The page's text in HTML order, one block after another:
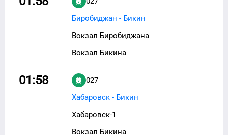
Биробиджан - Бикин
Вокзал Биробиджана
Вокзал Бикина
01:58
027
Хабаровск - Бикин
Хабаровск-1
Вокзал Бикина